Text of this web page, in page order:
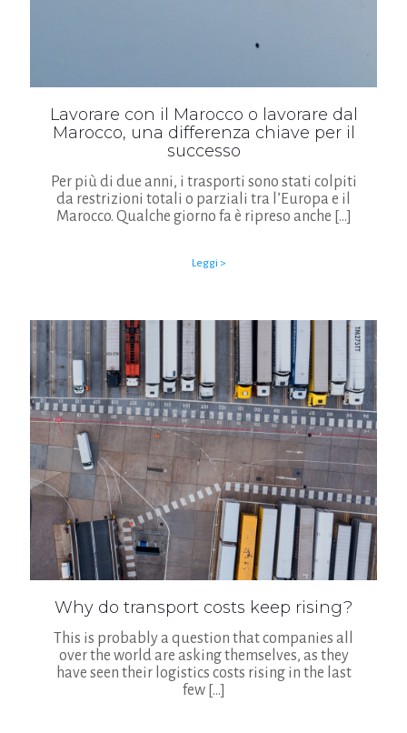
Lavorare con il Marocco o lavorare dal
Marocco, una differenza chiave per il
successo
Per più di due anni, i trasporti sono stati colpiti
da restrizioni totali o parziali tra l’Europa e il
Marocco. Qualche giorno fa è ripreso anche […]
Leggi >
Why do transport costs keep rising?
This is probably a question that companies all
over the world are asking themselves, as they
have seen their logistics costs rising in the last
few[…]